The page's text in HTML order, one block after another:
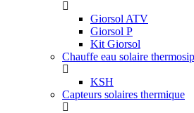
Giorsol ATV
Giorsol P
Kit Giorsol
Chauffe eau solaire
KSH
Capteurs solaires thermique